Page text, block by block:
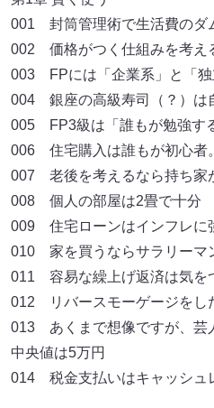
001 封筒管理術で生活費のダ
002 価格がつく仕組みを考え
003 FPには「企業系」と「独
004 銀座の高級寿司（？）は
005 FP3級は「誰もが勉強す
006 住宅購入は誰もが初心者
007 老後を考えるなら持ち家
008 個人の部屋は2畳で十分
009 住宅ローンはインフレに
010 家を買うならサラリーマ
011 容易な繰上げ返済は気を
012 リバースモーゲージをし
013 あくまで想像ですが、芸
中央値は5万円
014 税金支払いはキャッシュ